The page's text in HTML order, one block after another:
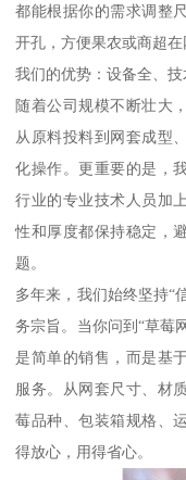
都能根据你的需求调整
开孔，方便果农或商超在
我们的优势：设备全、
随着公司规模不断壮大
从原料投料到网套成型
化操作。更重要的是，
行业的专业技术人员加
性和厚度都保持稳定，
题。
多年来，我们始终坚持“
务宗旨。当你问到“草莓
是简单的销售，而是基
服务。从网套尺寸、材
莓品种、包装箱规格、
得放心，用得省心。